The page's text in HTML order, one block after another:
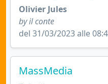
Olivier Jules
by il conte
del 31/03/2023 alle
MassMedia